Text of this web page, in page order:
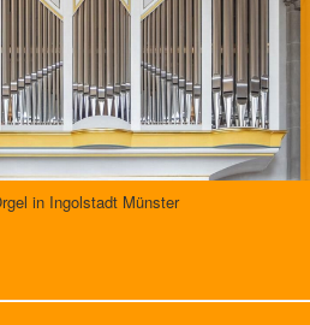
in Ingolstadt Münster